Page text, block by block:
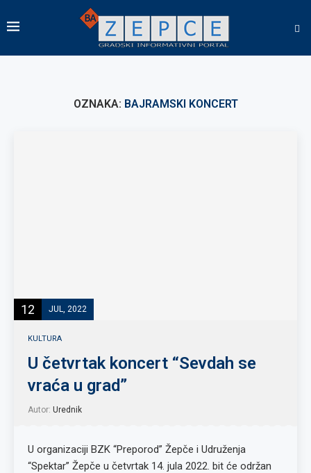
OZNAKA: BAJRAMSKI KONCERT
12 JUL, 2022
KULTURA
U četvrtak koncert “Sevdah se
vraća u grad”
Autor: Urednik
U organizaciji BZK “Preporod” Žepče i Udruženja
“Spektar” Žepče u četvrtak 14. jula 2022. bit će održan